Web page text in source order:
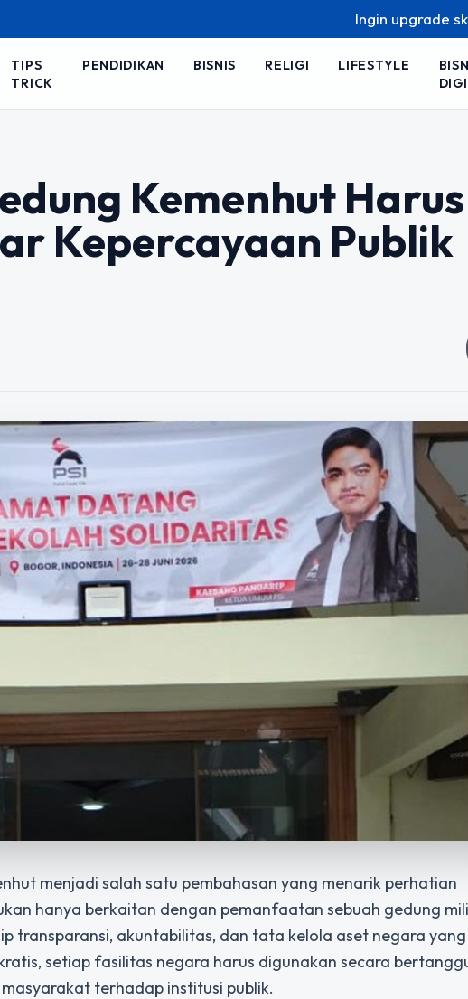
Ingin upgrade skill tanpa
TIPS
TRICK
PENDIDIKAN BISNIS RELIGI LIFESTYLE
Kemenhut Harus
Kepercayaan Publik
menjadi salah satu pembahasan yang menarik perhatian
hanya berkaitan dengan pemanfaatan sebuah gedung
transparansi, akuntabilitas, dan tata kelola aset negara yang
setiap fasilitas negara harus digunakan secara
terhadap institusi publik.